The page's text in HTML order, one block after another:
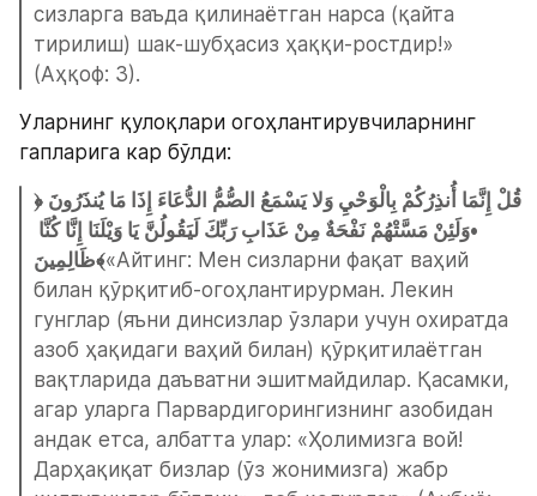
сизларга ваъда қилинаётган нарса (қайта
тирилиш) шак-шубҳасиз ҳаққи-ростдир!»
(Аҳқоф: 3).
Уларнинг қулоқлари огоҳлантирувчиларнинг
гапларига кар бўлди:
﴿قُلْ إِنَّمَا أُنذِرُكُمْ بِالْوَحْيِ وَلا يَسْمَعُ الصُّمُّ الدُّعَاءَ إِذَا مَا يُنذَرُونَ
ظَالِمِينَ﴾«Айтинг: Мен сизларни фақат ваҳий
билан қўрқитиб-огоҳлантирурман. Лекин
гунглар (яъни динсизлар ўзлари учун охиратда
азоб ҳақидаги ваҳий билан) қўрқитилаётган
вақтларида даъватни эшитмайдилар. Қасамки,
агар уларга Парвардигорингизнинг азобидан
андак етса, албатта улар: «Ҳолимизга вой!
Дарҳақиқат бизлар (ўз жонимизга) жабр